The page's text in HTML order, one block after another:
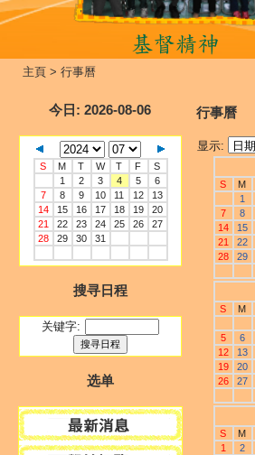
主頁 > 行事曆
今日 : 2026-08-06
S M T W T F
S
1
2 3 4 5
6
7
8 9 10 11 12
13
14
15 16 17 18 19
20
21
22 23 24 25 26
27
28
29 30 31
搜寻日程
关键字:
选单
行事曆
显示:
S
M
1
7
8
14
15
21
22
28
29
S
M
5
6
12
13
19
20
26
27
S
M
1
2